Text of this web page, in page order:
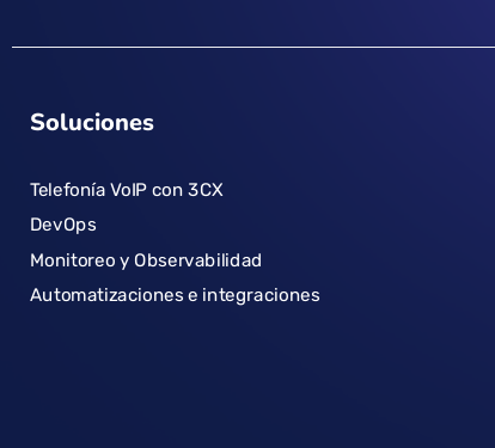
Soluciones
Telefonía VoIP con 3CX
DevOps
Monitoreo y Observabilidad
Automatizaciones e integraciones